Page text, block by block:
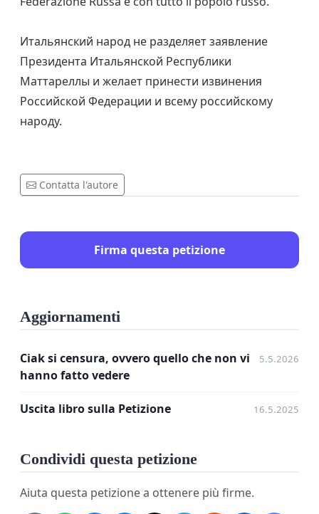
Итальянский народ не разделяет заявление
Президента Итальянской Республики
Маттареллы и желает принести извинения
Российской Федерации и всему российскому
народу.
Contatta l'autore
Firma questa petizione
Aggiornamenti
Ciak si censura, ovvero quello che non vi
hanno fatto vedere
5.5.2026
Uscita libro sulla Petizione 16.5.2025
Condividi questa petizione
Aiuta questa petizione a ottenere più firme.